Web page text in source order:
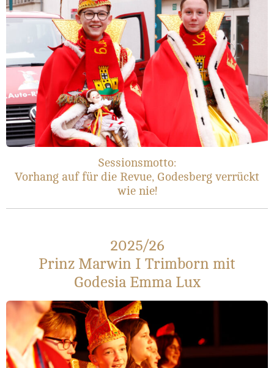
Sessionsmotto:
Vorhang auf für die Revue, Godesberg verrückt
wie nie!
2025/26
Prinz Marwin I Trimborn mit
Godesia Emma Lux